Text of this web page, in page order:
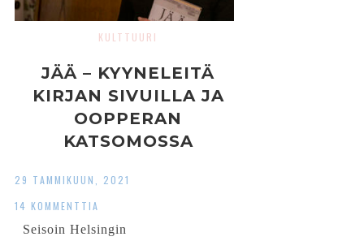
KULTTUURI
JÄÄ – KYYNELEITÄ
KIRJAN SIVUILLA JA
OOPPERAN
KATSOMOSSA
29 TAMMIKUUN, 2021
14 KOMMENTTIA
Seisoin Helsingin